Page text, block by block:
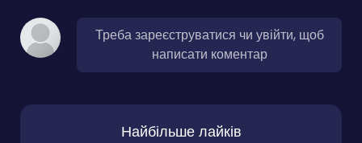
Треба зареєструватися чи увійти, щоб
написати коментар
Найбільше лайків